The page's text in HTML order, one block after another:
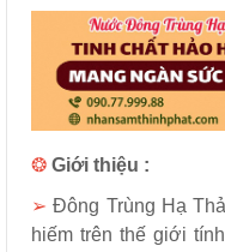
❂ Giới thiệu :
➢ Đông Trùng Hạ
hiếm trên thế giới